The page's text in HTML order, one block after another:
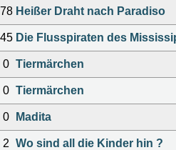
78 Heißer Draht nach Paradiso
45 Die Flusspiraten des
0 Tiermärchen
0 Tiermärchen
0 Madita
2 Wo sind all die Kinder hin ?